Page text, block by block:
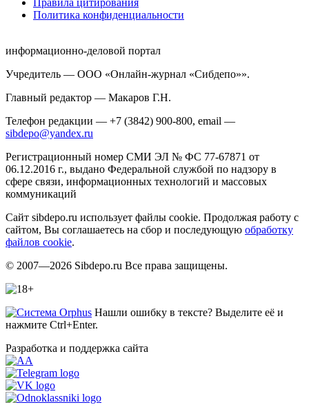
Политика конфиденциальности
информационно-деловой портал
Учредитель — ООО «Онлайн-журнал «Сибдепо»».
Главный редактор — Макаров Г.Н.
Телефон редакции — +7 (3842) 900-800, email —
sibdepo@yandex.ru
Регистрационный номер СМИ ЭЛ № ФС 77-67871 от
06.12.2016 г., выдано Федеральной службой по надзору в
сфере связи, информационных технологий и массовых
коммуникаций
Сайт sibdepo.ru использует файлы cookie. Продолжая работу с
сайтом, Вы соглашаетесь на сбор и последующую обработку
файлов cookie.
© 2007—2026 Sibdepo.ru Все права защищены.
Нашли ошибку в тексте? Выделите её и
нажмите Ctrl+Enter.
Разработка и поддержка сайта